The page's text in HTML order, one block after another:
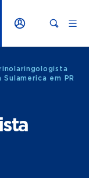
em PR